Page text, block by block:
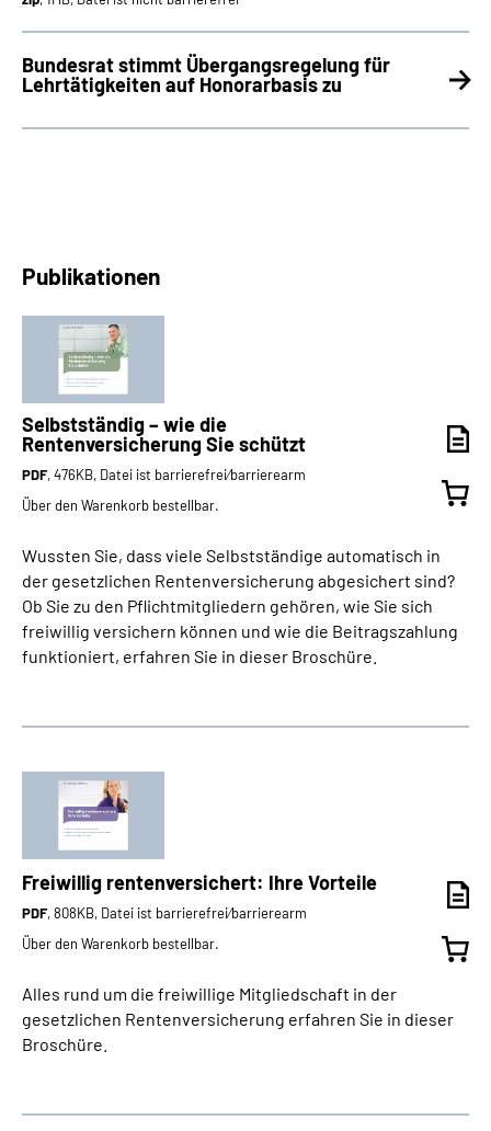
Bundesrat stimmt Übergangsregelung für
Lehrtätigkeiten auf Honorarbasis zu
Publikationen
Selbstständig – wie die
Rentenversicherung Sie schützt
PDF, 476KB, Datei ist barrierefrei⁄barrierearm
Über den Warenkorb bestellbar.
Wussten Sie, dass viele Selbstständige automatisch in
der gesetzlichen Rentenversicherung abgesichert sind?
Ob Sie zu den Pflichtmitgliedern gehören, wie Sie sich
freiwillig versichern können und wie die Beitragszahlung
funktioniert, erfahren Sie in dieser Broschüre.
Freiwillig rentenversichert: Ihre Vorteile
PDF, 808KB, Datei ist barrierefrei⁄barrierearm
Über den Warenkorb bestellbar.
Alles rund um die freiwillige Mitgliedschaft in der
gesetzlichen Rentenversicherung erfahren Sie in dieser
Broschüre.